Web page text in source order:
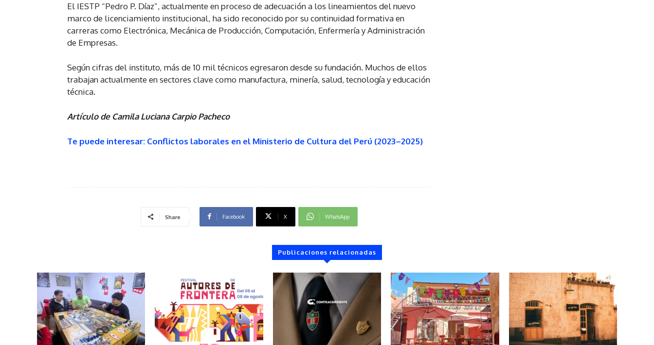
El IESTP “Pedro P. Díaz”, actualmente en proceso de adecuación a los lineamientos del nuevo
marco de licenciamiento institucional, ha sido reconocido por su continuidad formativa en
carreras como Electrónica, Mecánica de Producción, Computación, Enfermería y Administración
de Empresas.
Según cifras del instituto, más de 10 mil técnicos egresaron desde su fundación. Muchos de ellos
trabajan actualmente en sectores clave como manufactura, minería, salud, tecnología y educación
técnica.
Artículo de Camila Luciana Carpio Pacheco
Te puede interesar: Conflictos laborales en el Ministerio de Cultura del Perú (2023–2025)
Share Facebook X WhatsApp
Publicaciones relacionadas